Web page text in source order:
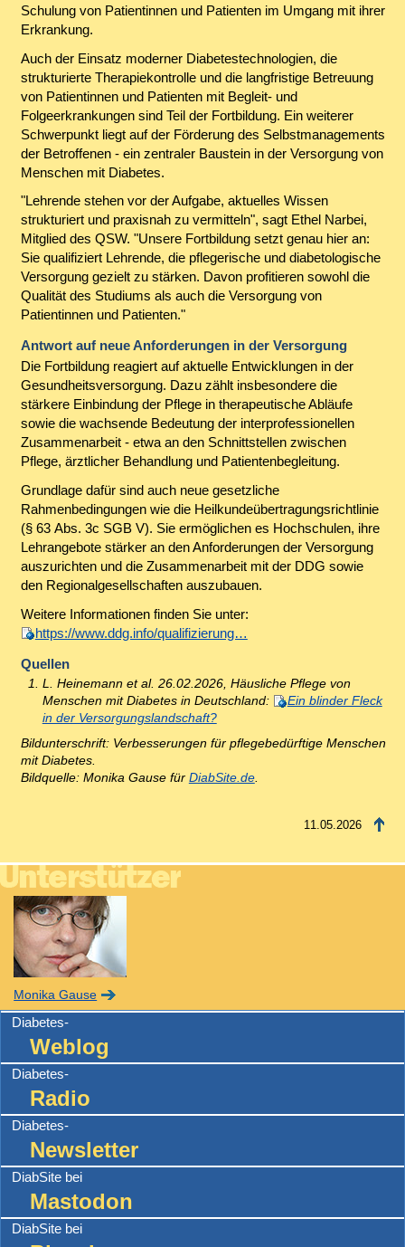
Schulung von Patientinnen und Patienten im Umgang mit ihrer
Erkrankung.
Auch der Einsatz moderner Diabetestechnologien, die
strukturierte Therapiekontrolle und die langfristige Betreuung
von Patientinnen und Patienten mit Begleit- und
Folgeerkrankungen sind Teil der Fortbildung. Ein weiterer
Schwerpunkt liegt auf der Förderung des Selbstmanagements
der Betroffenen - ein zentraler Baustein in der Versorgung von
Menschen mit Diabetes.
"Lehrende stehen vor der Aufgabe, aktuelles Wissen
strukturiert und praxisnah zu vermitteln", sagt Ethel Narbei,
Mitglied des QSW. "Unsere Fortbildung setzt genau hier an:
Sie qualifiziert Lehrende, die pflegerische und diabetologische
Versorgung gezielt zu stärken. Davon profitieren sowohl die
Qualität des Studiums als auch die Versorgung von
Patientinnen und Patienten."
Antwort auf neue Anforderungen in der Versorgung
Die Fortbildung reagiert auf aktuelle Entwicklungen in der
Gesundheitsversorgung. Dazu zählt insbesondere die
stärkere Einbindung der Pflege in therapeutische Abläufe
sowie die wachsende Bedeutung der interprofessionellen
Zusammenarbeit - etwa an den Schnittstellen zwischen
Pflege, ärztlicher Behandlung und Patientenbegleitung.
Grundlage dafür sind auch neue gesetzliche
Rahmenbedingungen wie die Heilkundeübertragungsrichtlinie
(§ 63 Abs. 3c SGB V). Sie ermöglichen es Hochschulen, ihre
Lehrangebote stärker an den Anforderungen der Versorgung
auszurichten und die Zusammenarbeit mit der DDG sowie
den Regionalgesellschaften auszubauen.
Weitere Informationen finden Sie unter:
https://www.ddg.info/qualifizierung…
Quellen
L. Heinemann et al. 26.02.2026, Häusliche Pflege von
Menschen mit Diabetes in Deutschland:
Ein blinder Fleck
in der Versorgungslandschaft?
Bildunterschrift: Verbesserungen für pflegebedürftige Menschen
mit Diabetes.
Bildquelle: Monika Gause für DiabSite.de.
11.05.2026
Monika Gause
Diabetes-
Weblog
Diabetes-
Radio
Diabetes-
Newsletter
DiabSite bei
Mastodon
DiabSite bei